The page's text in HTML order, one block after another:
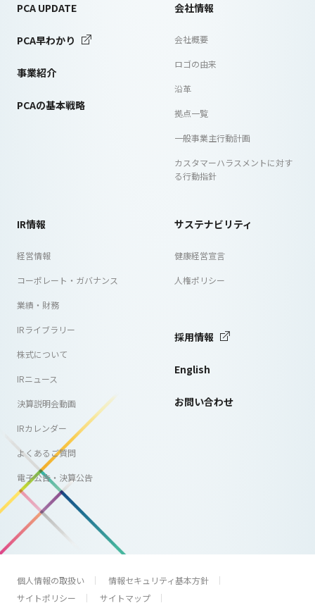
PCA UPDATE
PCA早わかり
事業紹介
PCAの基本戦略
会社情報
会社概要
ロゴの由来
沿革
拠点一覧
一般事業主行動計画
カスタマーハラスメントに対す
る行動指針
IR情報
経営情報
コーポレート・ガバナンス
業績・財務
IRライブラリー
株式について
IRニュース
決算説明会動画
IRカレンダー
よくあるご質問
電子公告・決算公告
サステナビリティ
健康経営宣言
人権ポリシー
採用情報
English
お問い合わせ
個人情報の取扱い
情報セキュリティ基本方針
サイトポリシー
サイトマップ